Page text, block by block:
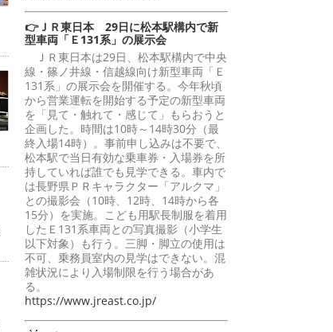
👉ＪＲ東日本 29日に松本駅構内で新
型車両「Ｅ131系」の展示会
ＪＲ東日本は29日、松本駅構内で中央
線・篠ノ井線・信越線向け新型車両「Ｅ
131系」の展示会を開催する。今年秋頃
から営業運転を開始する予定の新型車両
を「見て・触れて・感じて」もらおうと
企画した。時間は10時～14時30分（最
終入場14時）。事前申し込みは不要で、
松本駅で当日有効な乗車券・入場券を所
持していれば誰でも見学できる。車内で
は長野県ＰＲキャラクター「アルクマ」
との撮影会（10時、12時、14時から各
15分）を実施。こども用駅長制服を着用
したＥ131系車両との写真撮影（小学生
以下対象）も行う。三脚・脚立の使用は
不可、乗務員室内の見学はできない。混
雑状況により入場制限を行う場合があ
る。
https://www.jreast.co.jp/